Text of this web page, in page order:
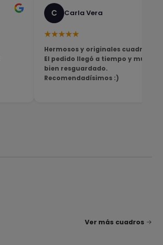
C Carla Vera
★★★★★
Hermosos y originales cuadros!
El pedido llegó a tiempo y muy
bien resguardado.
Recomendadísimos :)
Ver más cuadros